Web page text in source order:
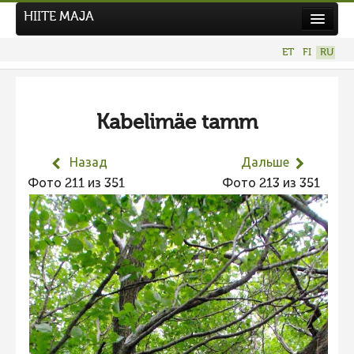
Hiite kuvavõistlus 2026
Фотоконкурс 2025
Не учитываются 2025
Видео 2025
Фотоконкурс 2024
Не учитываются 2024
Видео 2024
Фотоконкурс 2023
HIITE MAJA
ET FI RU
Kabelimäe tamm
Назад
Фото 211 из 351
Дальше
Фото 213 из 351